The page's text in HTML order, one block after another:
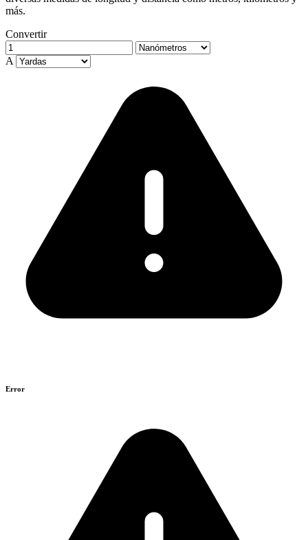
más.
Convertir
A
Error